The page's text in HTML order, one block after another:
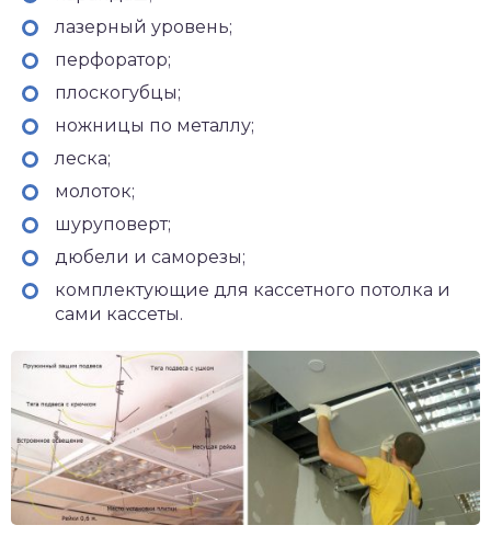
лазерный уровень;
перфоратор;
плоскогубцы;
ножницы по металлу;
леска;
молоток;
шуруповерт;
дюбели и саморезы;
комплектующие для кассетного потолка и
сами кассеты.